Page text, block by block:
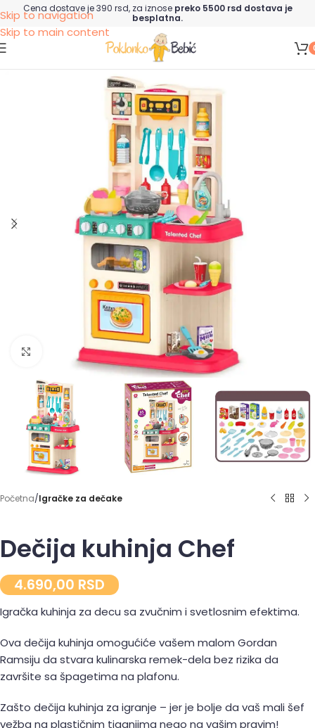
Skip to navigation
Skip to main content
Cena dostave je 390 rsd, za iznose preko 5500 rsd dostava je
besplatna.
Click to enlarge
Početna Igračke za dečake
Dečija kuhinja Chef
4.690,00 RSD
Igračka kuhinja za decu sa zvučnim i svetlosnim efektima.
Ova dečija kuhinja omogućiće vašem malom Gordan
Ramsiju da stvara kulinarska remek-dela bez rizika da
završite sa špagetima na plafonu.
Zašto dečija kuhinja za igranje – jer je bolje da vaš mali šef
vežba na plastičnim tiganjima nego na vašim pravim!